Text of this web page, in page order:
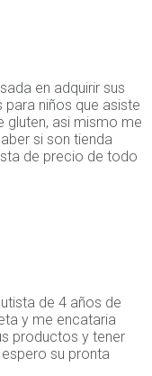
en adquirir sus
niños que asiste
gluten, asi mismo me
si son tienda
de precio de todo
de 4 años de
y me encataria
productos y tener
su pronta